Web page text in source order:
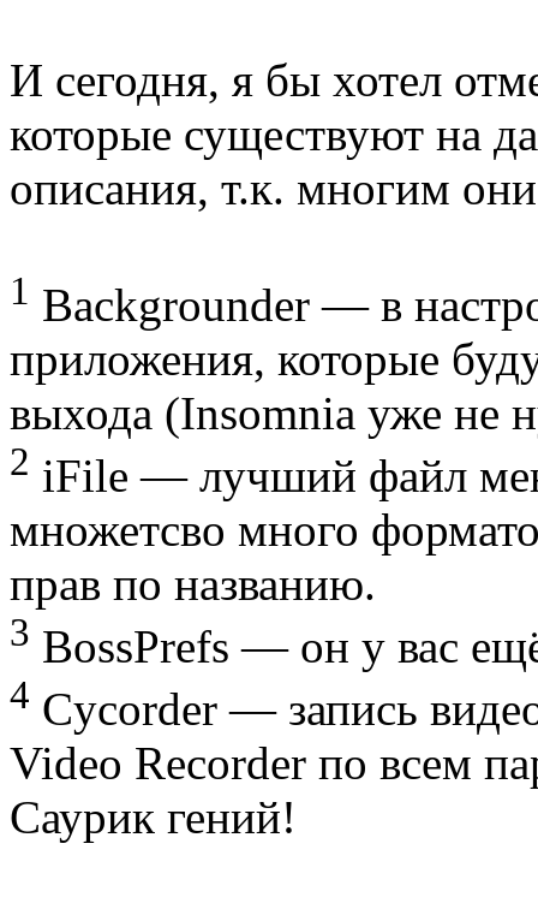
И сегодня, я бы хотел
которые существуют на
описания, т.к. многим
1 Backgrounder — в
приложения, которые
выхода (Insomnia уже не
2 iFile — лучший файл
множетсво много
прав по названию.
3 BossPrefs — он у вас
4 Cycorder — запись
Video Recorder по всем
Саурик гений!